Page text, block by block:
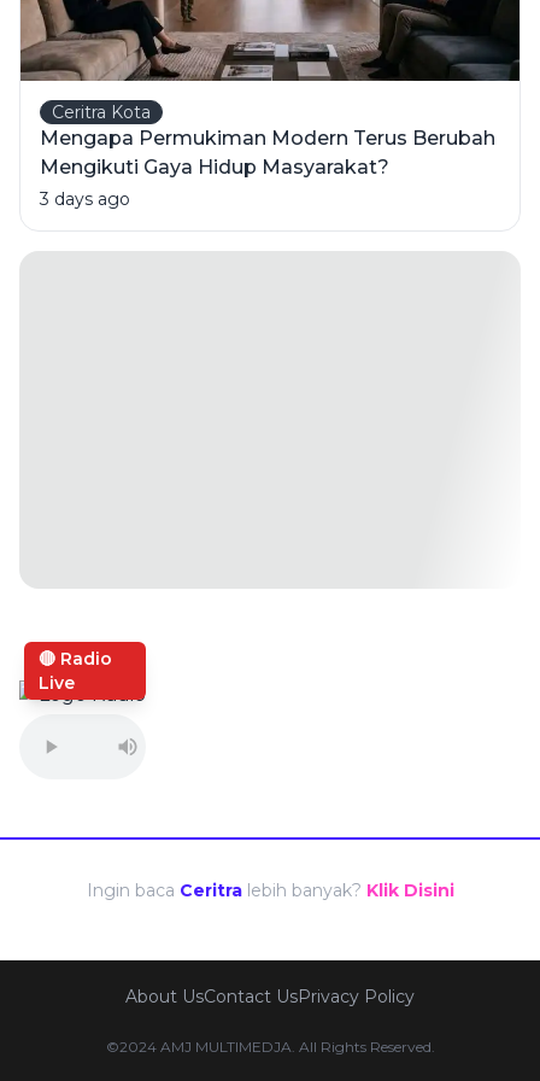
Ceritra Kota
Mengapa Permukiman Modern Terus Berubah
Mengikuti Gaya Hidup Masyarakat?
3 days ago
🔴 Radio
Live
Ingin baca Ceritra lebih banyak? Klik Disini
About UsContact UsPrivacy Policy
©2024 AMJ MULTIMEDJA. All Rights Reserved.